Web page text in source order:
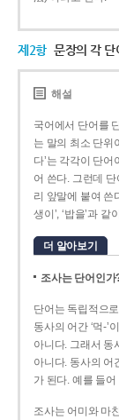
제2항 문장의 각 단
해설
국어에서 단어를
는 말의 최소 단위
다’는 각각이 단어
어 쓴다. 그런데
리 앞말에 붙여 쓴
생이’, ‘밥을’과
더 알아보기
조사는 단어인가
단어는 독립적으
동사의 어간 ‘먹-­’
아니다. 그래서 동
아니다. 동사의 어
가 된다. 예를 들어
조사는 어미와 마